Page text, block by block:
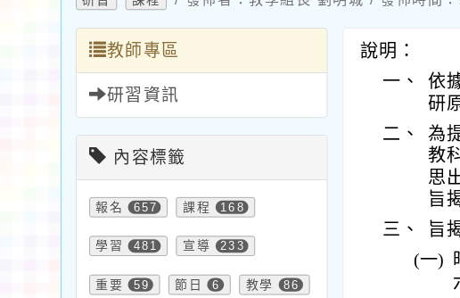
教師專區
研習資訊
內容標籤
報名 657 課程 168
學習 481 宣導 233
重要 59 節日 6 教學 86
說明：
一、
依
研
二、
為
教
思
旨
三、
旨
(一)